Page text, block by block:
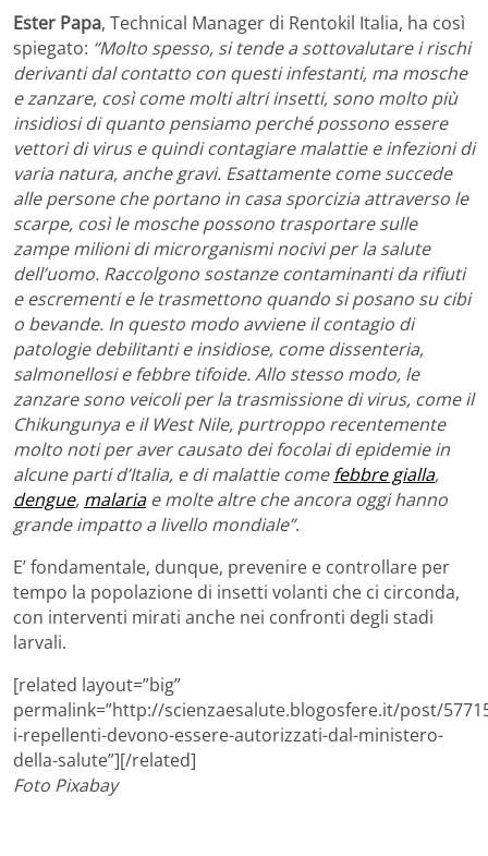
Ester Papa, Technical Manager di Rentokil Italia, ha così
spiegato: “Molto spesso, si tende a sottovalutare i rischi
derivanti dal contatto con questi infestanti, ma mosche
e zanzare, così come molti altri insetti, sono molto più
insidiosi di quanto pensiamo perché possono essere
vettori di virus e quindi contagiare malattie e infezioni di
varia natura, anche gravi. Esattamente come succede
alle persone che portano in casa sporcizia attraverso le
scarpe, così le mosche possono trasportare sulle
zampe milioni di microrganismi nocivi per la salute
dell’uomo. Raccolgono sostanze contaminanti da rifiuti
e escrementi e le trasmettono quando si posano su cibi
o bevande. In questo modo avviene il contagio di
patologie debilitanti e insidiose, come dissenteria,
salmonellosi e febbre tifoide. Allo stesso modo, le
zanzare sono veicoli per la trasmissione di virus, come il
Chikungunya e il West Nile, purtroppo recentemente
molto noti per aver causato dei focolai di epidemie in
alcune parti d’Italia, e di malattie comefebbre gialla,
dengue, malariae molte altre che ancora oggi hanno
grande impatto a livello mondiale”.
E’ fondamentale, dunque, prevenire e controllare per
tempo la popolazione di insetti volanti che ci circonda,
con interventi mirati anche nei confronti degli stadi
larvali.
[related layout=”big”
permalink=”http://scienzaesalute.blogosfere.it/post/
i-repellenti-devono-essere-autorizzati-dal-ministero-
della-salute”][/related]
Foto Pixabay